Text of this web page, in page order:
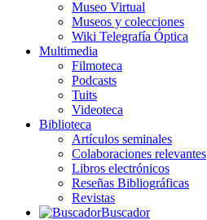
Museo Virtual
Museos y colecciones
Wiki Telegrafía Óptica
Multimedia
Filmoteca
Podcasts
Tuits
Videoteca
Biblioteca
Artículos seminales
Colaboraciones relevantes
Libros electrónicos
Reseñas Bibliográficas
Revistas
Buscador